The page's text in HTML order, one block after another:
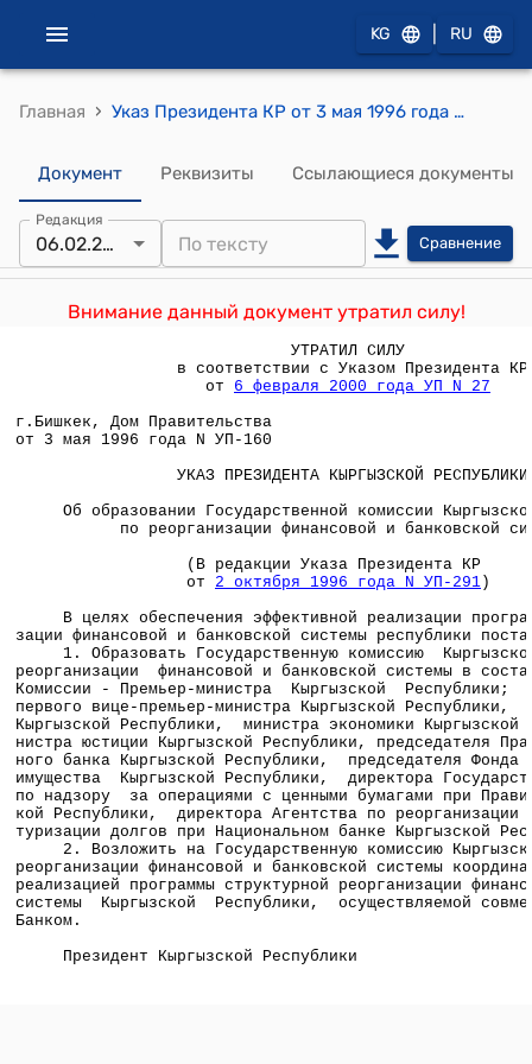
KG RU
Главная › Указ Президента КР от 3 мая 1996 года N УП-160 "Об образовании Государственной комиссии Кыргызской Республики по реорганизации финансовой и банковской системы"
Документ Реквизиты Ссылающиеся документы
Редакция
06.02.2000 Сравнение
Внимание данный документ утратил силу!